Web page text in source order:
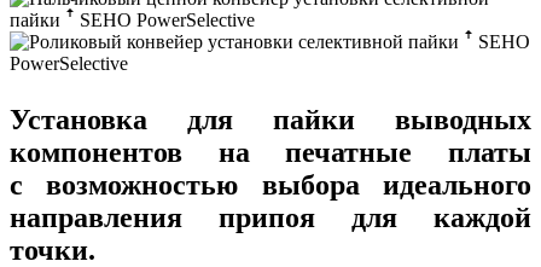
Установка для пайки выводных
компонентов на печатные платы
с возможностью выбора идеального
направления припоя для каждой
точки.